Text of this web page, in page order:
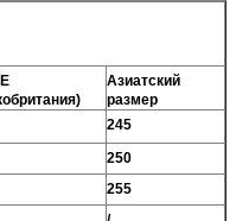
Азиатский
размер
245
250
255